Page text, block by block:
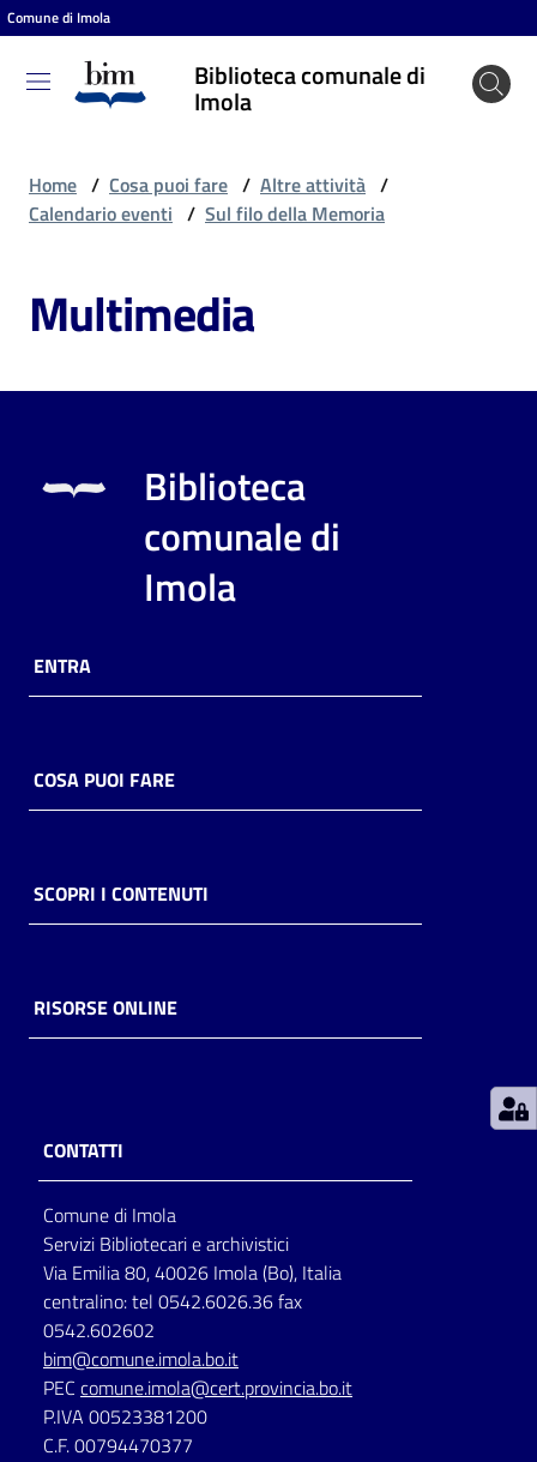
Vai al contenuto
Vai alla navigazione
Vai al footer
Comune di Imola
Biblioteca comunale di
Imola
Biblioteca
comunale
puoi
Risorse
online
Casa
Piani
storico
per
lettura
Seguici
su
Home / Cosa puoi fare / Altre attività /
Calendario eventi / Sul filo della Memoria
Multimedia
Biblioteca
comunale di
Imola
ENTRA
COSA PUOI FARE
SCOPRI I CONTENUTI
RISORSE ONLINE
CONTATTI
Comune di Imola
Servizi Bibliotecari e archivistici
Via Emilia 80, 40026 Imola (Bo), Italia
centralino: tel 0542.6026.36 fax
0542.602602
bim@comune.imola.bo.it
PEC comune.imola@cert.provincia.bo.it
P.IVA 00523381200
C.F. 00794470377